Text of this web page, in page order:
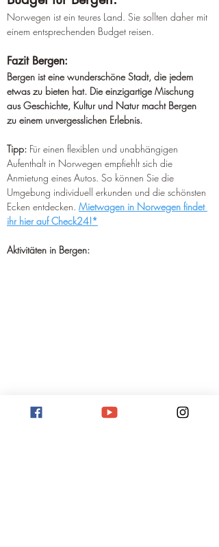
Norwegen ist ein teures Land. Sie sollten daher mit
einem entsprechenden Budget reisen.
Fazit Bergen:
Bergen ist eine wunderschöne Stadt, die jedem
etwas zu bieten hat. Die einzigartige Mischung
aus Geschichte, Kultur und Natur macht Bergen
zu einem unvergesslichen Erlebnis.
Tipp: Für einen flexiblen und unabhängigen
Aufenthalt in Norwegen empfiehlt sich die
Anmietung eines Autos. So können Sie die
Umgebung individuell erkunden und die schönsten
Ecken entdecken. Mietwagen in Norwegen findet
ihr hier auf Check24!*
Aktivitäten in Bergen: